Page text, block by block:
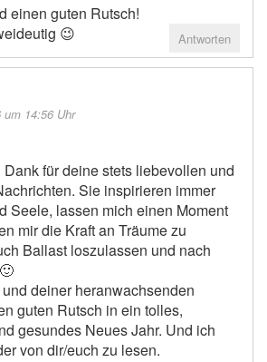
einen guten Rutsch!
😉
Antworten
um 14:56 Uhr
für deine stets liebevollen und
Sie inspirieren immer
Seele, lassen mich einen Moment
mir die Kraft an Träume zu
Ballast loszulassen und nach
deiner heranwachsenden
guten Rutsch in ein tolles,
gesundes Neues Jahr. Und ich
von dir/euch zu lesen.